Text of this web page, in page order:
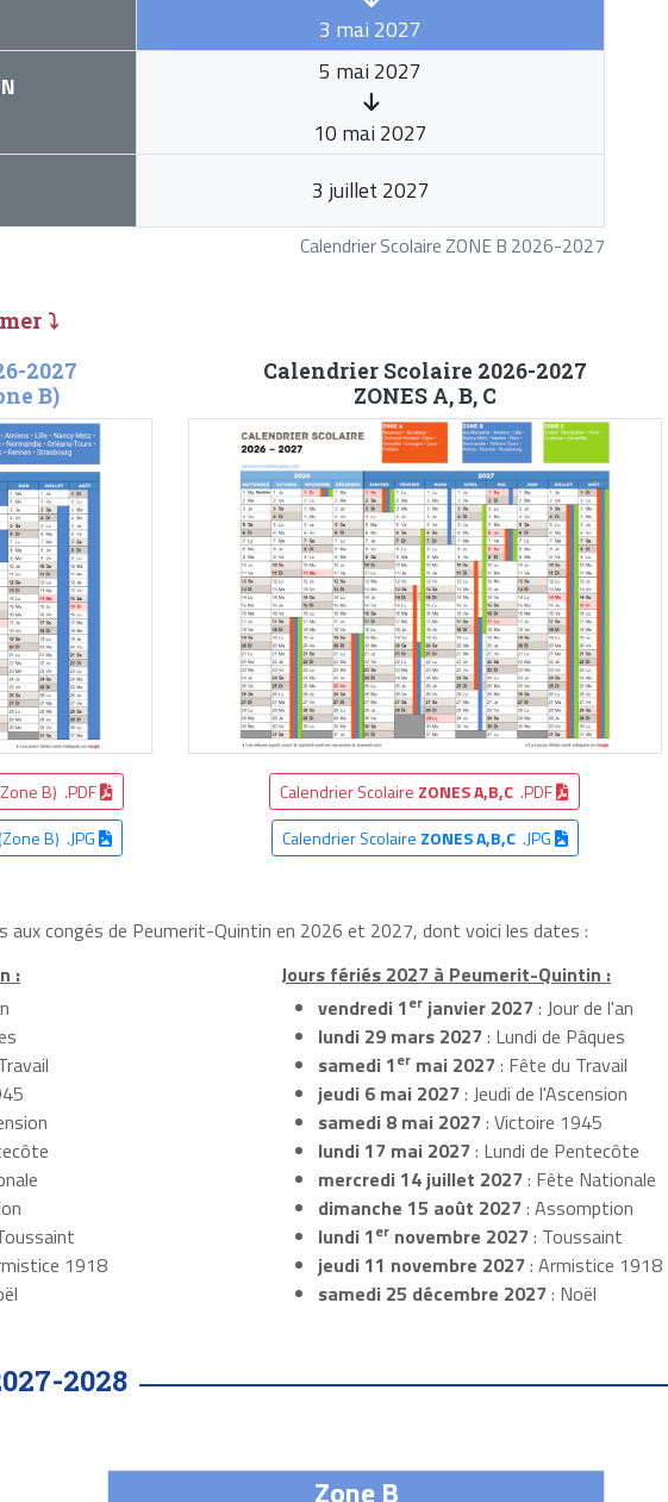
Calendrier Scolaire ZONE B 2026-2027
3 mai 2027
5 mai 2027
10 mai 2027
3 juillet 2027
⤵
2027
B)
B) .PDF
B) .JPG
Calendrier Scolaire 2026-2027
ZONES A, B, C
Calendrier Scolaire ZONES A,B,C .PDF
Calendrier Scolaire ZONES A,B,C.JPG
aux congés de Peumerit-Quintin en 2026 et 2027, dont voici les dates :
:
1918
Jours fériés 2027 à Peumerit-Quintin :
vendredi 1erjanvier 2027: Jour de l'an
lundi 29 mars 2027: Lundi de Pâques
samedi 1ermai 2027: Fête du Travail
jeudi 6 mai 2027: Jeudi de l'Ascension
samedi 8 mai 2027: Victoire 1945
lundi 17 mai 2027: Lundi de Pentecôte
mercredi 14 juillet 2027: Fête Nationale
dimanche 15 août 2027: Assomption
lundi 1ernovembre 2027: Toussaint
jeudi 11 novembre 2027: Armistice 1918
samedi 25 décembre 2027: Noël
2028
Zone B